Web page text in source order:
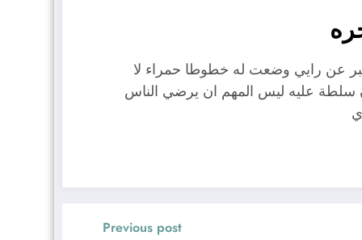
عن رايي وضعت له خطوطا حمراء لا
سلطة عليه ليس المهم ان يرضي الناس
Previous post